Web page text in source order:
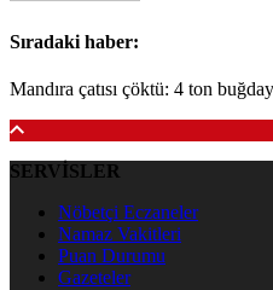
Sıradaki haber:
Mandıra çatısı çöktü: 4 ton
SERVİSLER
Nöbetçi Eczaneler
Namaz Vakitleri
Puan Durumu
Gazeteler